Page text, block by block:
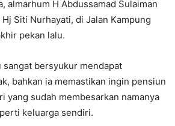
almarhum H Abdussamad Sulaiman
Siti Nurhayati, di Jalan Kampung
pekan lalu.
sangat bersyukur mendapat
bahkan ia memastikan ingin pensiun
yang sudah membesarkan namanya
keluarga sendiri.